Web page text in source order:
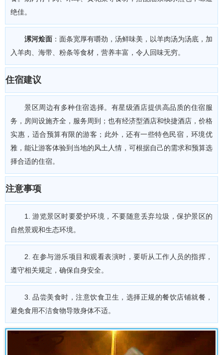
绝佳。
漯河烩面 ：面条宽厚有嚼劲，汤鲜味美，以羊肉汤为汤底，加
入羊肉、海带、粉条等食材，营养丰富，令人回味无穷。
住宿建议
景区周边有多种住宿选择。有星级酒店提供高品质的住宿服
务，房间设施齐全，服务周到；也有经济型酒店和快捷酒店，价格
实惠，适合预算有限的游客；此外，还有一些特色民宿，环境优
雅，能让游客体验到当地的风土人情，可根据自己的需求和预算选
择合适的住宿。
注意事项
1. 游览景区时要爱护环境，不要随意丢弃垃圾，保护景区的
自然景观和生态环境。
2. 在参与游乐项目和观看表演时，要听从工作人员的指挥，
遵守相关规定，确保自身安全。
3. 品尝美食时，注意饮食卫生，选择正规的餐饮店铺就餐，
避免食用不洁食物导致身体不适。